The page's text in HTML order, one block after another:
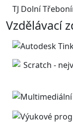
TJ Dolní
Vzdělávací